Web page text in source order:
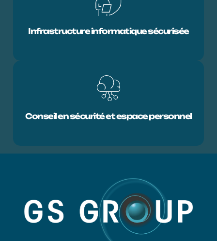
Infrastructure informatique sécurisée
Conseil en sécurité et espace personnel